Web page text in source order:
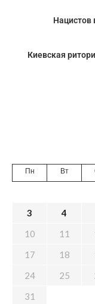
Нацистов
Киевская
Пн Вт
3
4
10
11
17
18
24
25
31